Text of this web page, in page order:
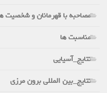
مصاحبه با قهرمانان و شخصیت ها
مناسبت ها
نتایج_آسیایی
نتایج_بین المللی برون مرزی